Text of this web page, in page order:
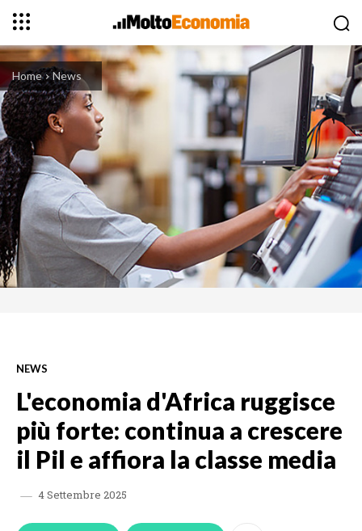
Home News
NEWS
L'economia d'Africa ruggisce
più forte: continua a crescere
il Pil e affiora la classe media
4 Settembre 2025